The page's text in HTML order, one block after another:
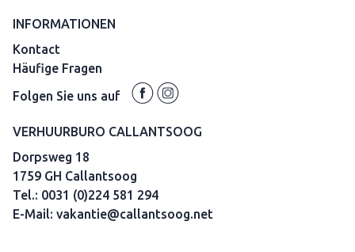
INFORMATIONEN
Kontact
Häufige Fragen
Folgen Sie uns auf
VERHUURBURO CALLANTSOOG
Dorpsweg 18
1759 GH Callantsoog
Tel.: 0031 (0)224 581 294
E-Mail: vakantie@callantsoog.net